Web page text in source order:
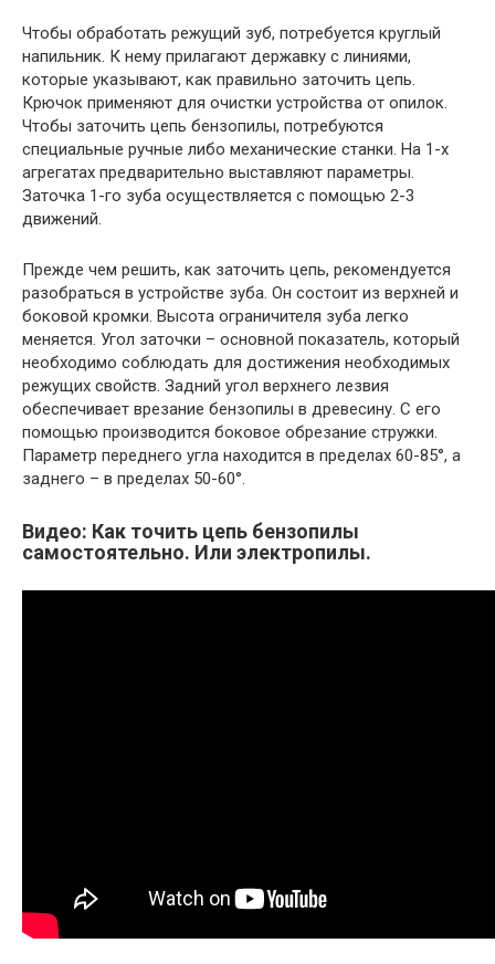
Чтобы обработать режущий зуб, потребуется круглый
напильник. К нему прилагают державку с линиями,
которые указывают, как правильно заточить цепь.
Крючок применяют для очистки устройства от опилок.
Чтобы заточить цепь бензопилы, потребуются
специальные ручные либо механические станки. На 1-х
агрегатах предварительно выставляют параметры.
Заточка 1-го зуба осуществляется с помощью 2-3
движений.
Прежде чем решить, как заточить цепь, рекомендуется
разобраться в устройстве зуба. Он состоит из верхней и
боковой кромки. Высота ограничителя зуба легко
меняется. Угол заточки – основной показатель, который
необходимо соблюдать для достижения необходимых
режущих свойств. Задний угол верхнего лезвия
обеспечивает врезание бензопилы в древесину. С его
помощью производится боковое обрезание стружки.
Параметр переднего угла находится в пределах 60-85°, а
заднего – в пределах 50-60°.
Видео: Как точить цепь бензопилы
самостоятельно. Или электропилы.